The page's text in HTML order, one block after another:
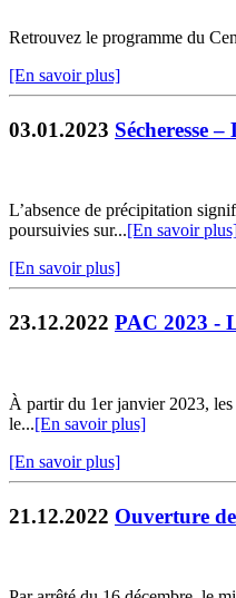
Retrouvez le programme du
[En savoir plus]
03.01.2023 Sécheresse
L’absence de précipitation
poursuivies sur...[En savoir
[En savoir plus]
23.12.2022 PAC 2023 -
À partir du 1er janvier 2023, les
le...[En savoir plus]
[En savoir plus]
21.12.2022 Ouverture